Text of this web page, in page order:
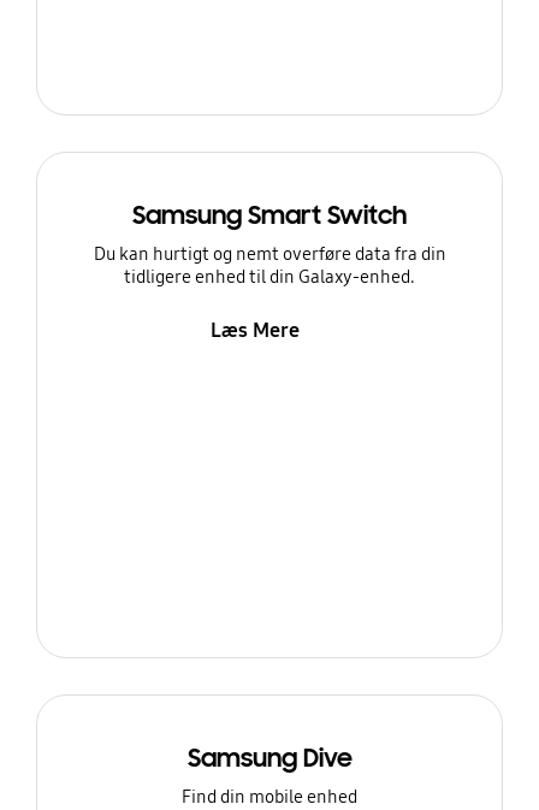
Samsung Smart Switch
Du kan hurtigt og nemt overføre data fra din
tidligere enhed til din Galaxy-enhed.
Læs Mere
Samsung Dive
Find din mobile enhed